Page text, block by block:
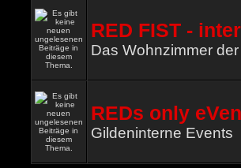
RED FIST -
Das Wohnzimmer
REDs only
Gildeninterne Events